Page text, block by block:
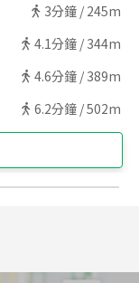
3分鐘 / 245m
4.1分鐘 / 344m
4.6分鐘 / 389m
6.2分鐘 /502m